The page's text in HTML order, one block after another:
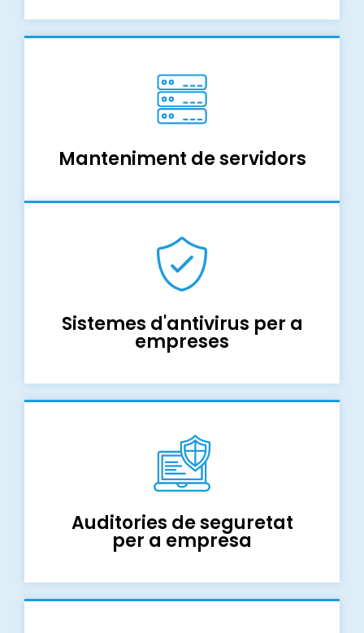
Manteniment de servidors
Sistemes d'antivirus per a
empreses
Auditories de seguretat
per a empresa